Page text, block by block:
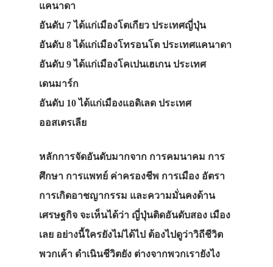
แคนาดา
อันดับ 7 ได้แก่เมืองโตเกียว ประเทศญี่ปุ่น
อันดับ 8 ได้แก่เมืองโทรอนโต ประเทศแคนาดา
อันดับ 9 ได้แก่เมืองโคเปนเฮเกน ประเทศ
เดนมาร์ก
อันดับ 10 ได้แก่เมืองแอดิเลด ประเทศ
ออสเตรเลีย
หลักการจัดอันดับมากจาก การคมนาคม การ
ศึกษา การแพทย์ ค่าครองชีพ การเมือง อัตรา
การเกิดอาชญากรรม และความมั่นคงด้าน
เศรษฐกิจ จะเห็นได้ว่า ญี่ปุ่นติดอันดับสอง เมือง
เลย อย่างนี้ใครยังไม่ได้ไป ต้องไปดูว่าวิถีชีวิต
พวกเค้า ดำเนินชีวิตยัง ต่างจากพวกเรายังไง